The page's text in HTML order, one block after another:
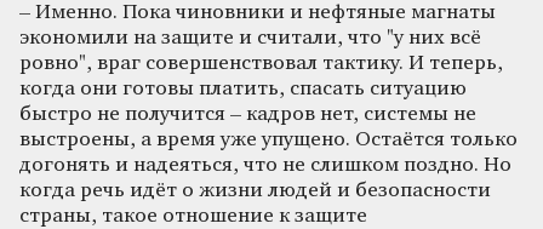
– Именно. Пока чиновники и нефтяные магнаты
экономили на защите и считали, что "у них всё
ровно", враг совершенствовал тактику. И теперь,
когда они готовы платить, спасать ситуацию
быстро не получится – кадров нет, системы не
выстроены, а время уже упущено. Остаётся только
догонять и надеяться, что не слишком поздно. Но
когда речь идёт о жизни людей и безопасности
страны, такое отношение к защите